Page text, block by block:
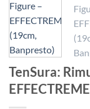
TenSura: